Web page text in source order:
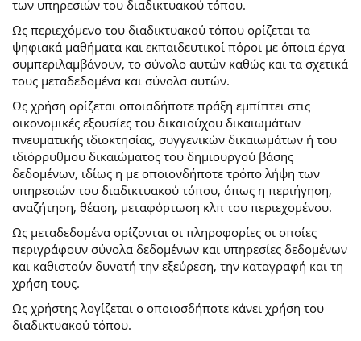
των υπηρεσιών του διαδικτυακού τόπου.
Ως περιεχόμενο του διαδικτυακού τόπου ορίζεται τα
ψηφιακά μαθήματα και εκπαιδευτικοί πόροι με όποια έργα
συμπεριλαμβάνουν, το σύνολο αυτών καθώς και τα σχετικά
τους μεταδεδομένα και σύνολα αυτών.
Ως χρήση ορίζεται οποιαδήποτε πράξη εμπίπτει στις
οικονομικές εξουσίες του δικαιούχου δικαιωμάτων
πνευματικής ιδιοκτησίας, συγγενικών δικαιωμάτων ή του
ιδιόρρυθμου δικαιώματος του δημιουργού βάσης
δεδομένων, ιδίως η με οποιονδήποτε τρόπο λήψη των
υπηρεσιών του διαδικτυακού τόπου, όπως η περιήγηση,
αναζήτηση, θέαση, μεταφόρτωση κλπ του περιεχομένου.
Ως μεταδεδομένα ορίζονται οι πληροφορίες οι οποίες
περιγράφουν σύνολα δεδομένων και υπηρεσίες δεδομένων
και καθιστούν δυνατή την εξεύρεση, την καταγραφή και τη
χρήση τους.
Ως χρήστης λογίζεται ο οποιοσδήποτε κάνει χρήση του
διαδικτυακού τόπου.